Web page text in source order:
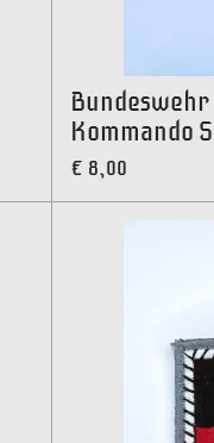
Kommando
€ 8,00